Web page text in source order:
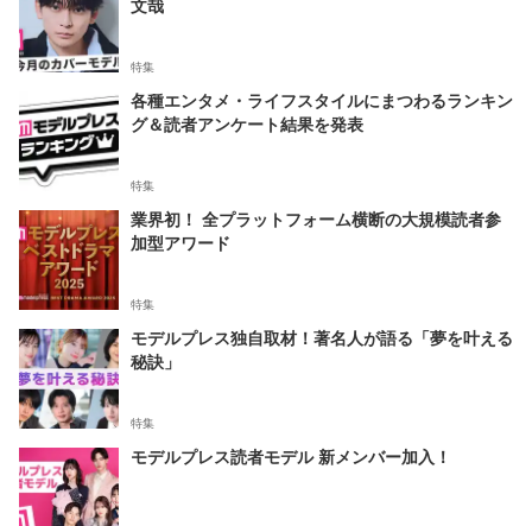
特集
各種エンタメ・ライフスタイルにまつわるランキン
グ＆読者アンケート結果を発表
特集
業界初！ 全プラットフォーム横断の大規模読者参
加型アワード
特集
モデルプレス独自取材！著名人が語る「夢を叶える
秘訣」
特集
モデルプレス読者モデル 新メンバー加入！